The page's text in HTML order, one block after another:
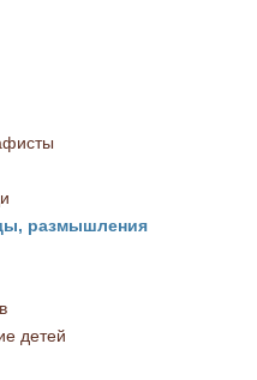
размышления
детей